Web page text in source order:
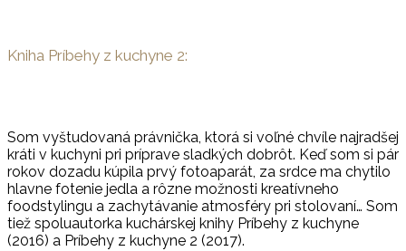
Kniha Príbehy z kuchyne 2:
Som vyštudovaná právnička, ktorá si voľné chvíle najradšej
kráti v kuchyni pri príprave sladkých dobrôt. Keď som si pár
rokov dozadu kúpila prvý fotoaparát, za srdce ma chytilo
hlavne fotenie jedla a rôzne možnosti kreatívneho
foodstylingu a zachytávanie atmosféry pri stolovaní… Som
tiež spoluautorka kuchárskej knihy Príbehy z kuchyne
(2016) a Príbehy z kuchyne 2 (2017).